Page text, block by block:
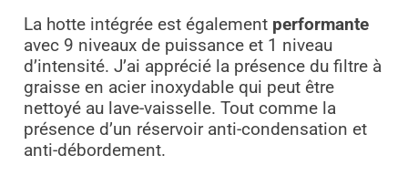
La hotte intégrée est également performante
avec 9 niveaux de puissance et 1 niveau
d’intensité. J’ai apprécié la présence du filtre à
graisse en acier inoxydable qui peut être
nettoyé au lave-vaisselle. Tout comme la
présence d’un réservoir anti-condensation et
anti-débordement.